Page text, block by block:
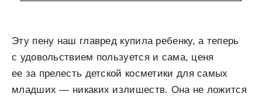
Эту пену наш главред купила ребенку, а теперь
с удовольствием пользуется и сама, ценя
ее за прелесть детской косметики для самых
младших — никаких излишеств. Она не ложится